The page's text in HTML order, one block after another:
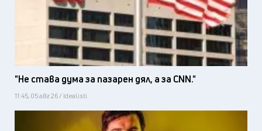
"Не става дума за пазарен дял, а за CNN."
11:45, 05 авг 26 / Idealisti